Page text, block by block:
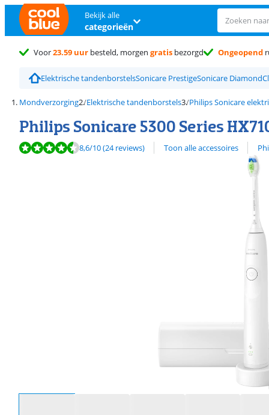
Bekijk alle
categorieën
Voor23.59 uur besteld, morgen gratis bezorgd Ongeopend
Elektrische tandenborstelsSonicare PrestigeSonicare
Mondverzorging Elektrische tandenborstels Philips Sonicare
Philips Sonicare 5300 Series
Beoordeling is 8,6 van de 10, gebaseerd op 24 reviews.
8,6/10(24 reviews) Toon alle accessoires
Bekijk alle